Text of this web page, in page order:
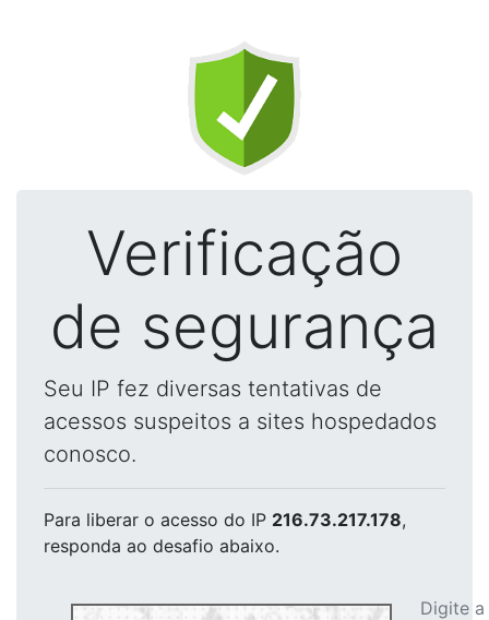
Verificação
de segurança
Seu IP fez diversas tentativas de
acessos suspeitos a sites hospedados
conosco.
Para liberar o acesso do IP 216.73.217.178,
responda ao desafio abaixo.
Digite